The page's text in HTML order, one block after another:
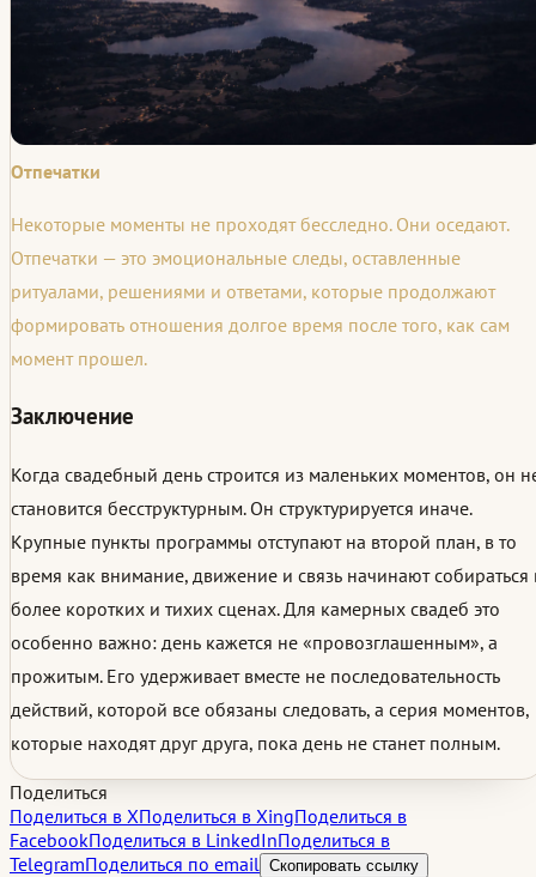
Отпечатки
Некоторые моменты не проходят бесследно. Они оседают.
Отпечатки — это эмоциональные следы, оставленные
ритуалами, решениями и ответами, которые продолжают
формировать отношения долгое время после того, как сам
момент прошел.
Заключение
Когда свадебный день строится из маленьких моментов, он
становится бесструктурным. Он структурируется иначе.
Крупные пункты программы отступают на второй план, в то
время как внимание, движение и связь начинают собираться
более коротких и тихих сценах. Для камерных свадеб это
особенно важно: день кажется не «провозглашенным», а
прожитым. Его удерживает вместе не последовательность
действий, которой все обязаны следовать, а серия моментов,
которые находят друг друга, пока день не станет полным.
Поделиться
Поделиться в XПоделиться в XingПоделиться в
FacebookПоделиться в LinkedInПоделиться в
TelegramПоделиться по email Скопировать ссылку